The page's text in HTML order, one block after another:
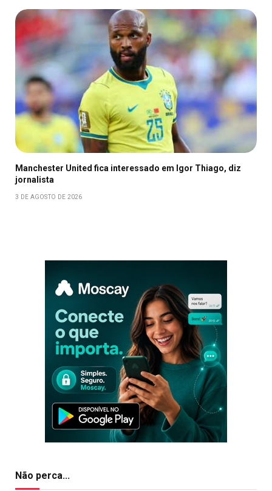
Manchester United fica interessado em Igor Thiago, diz
jornalista
3 DE AGOSTO DE 2026
Não perca...